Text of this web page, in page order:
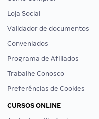
Loja Social
Validador de documentos
Conveniados
Programa de Afiliados
Trabalhe Conosco
Preferências de Cookies
CURSOS ONLINE